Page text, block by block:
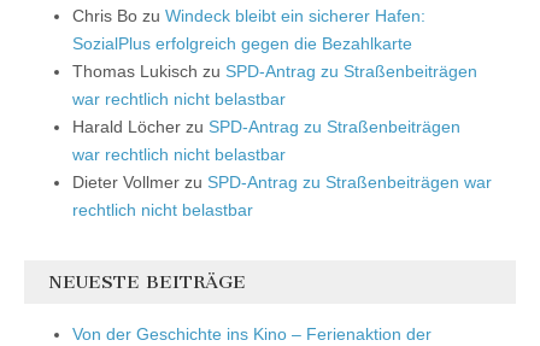
Chris Bo zu Windeck bleibt ein sicherer Hafen:
SozialPlus erfolgreich gegen die Bezahlkarte
Thomas Lukisch zu SPD-Antrag zu Straßenbeiträgen
war rechtlich nicht belastbar
Harald Löcher zu SPD-Antrag zu Straßenbeiträgen
war rechtlich nicht belastbar
Dieter Vollmer zu SPD-Antrag zu Straßenbeiträgen war
rechtlich nicht belastbar
NEUESTE BEITRÄGE
Von der Geschichte ins Kino – Ferienaktion der